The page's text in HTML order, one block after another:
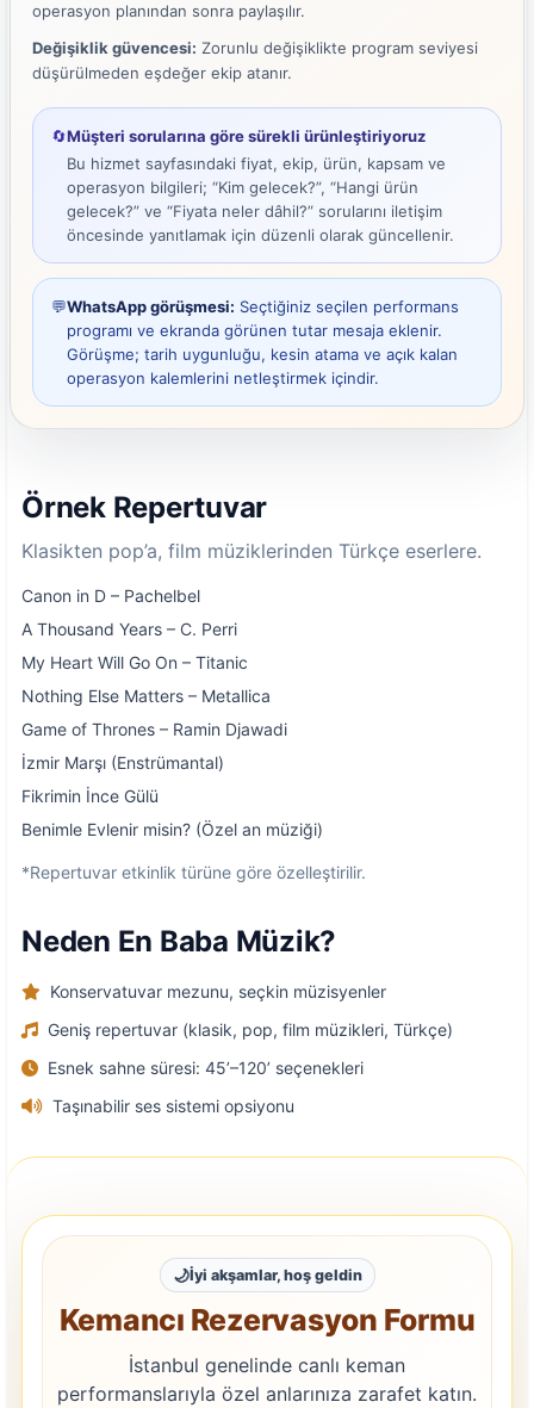
operasyon planından sonra paylaşılır.
Değişiklik güvencesi: Zorunlu değişiklikte program seviyesi
düşürülmeden eşdeğer ekip atanır.
🔄Müşteri sorularına göre sürekli ürünleştiriyoruz
Bu hizmet sayfasındaki fiyat, ekip, ürün, kapsam ve
operasyon bilgileri; “Kim gelecek?”, “Hangi ürün
gelecek?” ve “Fiyata neler dâhil?” sorularını iletişim
öncesinde yanıtlamak için düzenli olarak güncellenir.
💬WhatsApp görüşmesi: Seçtiğiniz seçilen performans
programı ve ekranda görünen tutar mesaja eklenir.
Görüşme; tarih uygunluğu, kesin atama ve açık kalan
operasyon kalemlerini netleştirmek içindir.
Örnek Repertuvar
Klasikten pop’a, film müziklerinden Türkçe eserlere.
Canon in D – Pachelbel
A Thousand Years – C. Perri
My Heart Will Go On – Titanic
Nothing Else Matters – Metallica
Game of Thrones – Ramin Djawadi
İzmir Marşı (Enstrümantal)
Fikrimin İnce Gülü
Benimle Evlenir misin? (Özel an müziği)
*Repertuvar etkinlik türüne göre özelleştirilir.
Neden En Baba Müzik?
Konservatuvar mezunu, seçkin müzisyenler
Geniş repertuvar (klasik, pop, film müzikleri, Türkçe)
Esnek sahne süresi: 45’–120’ seçenekleri
Taşınabilir ses sistemi opsiyonu
🌙İyi akşamlar, hoş geldin
Kemancı Rezervasyon Formu
İstanbul genelinde canlı keman
performanslarıyla özel anlarınıza zarafet katın.